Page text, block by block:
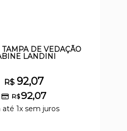
TAMPA DE VEDAÇÃO
LANDINI
R$ 92,07
R$92,07
até 1x sem juros